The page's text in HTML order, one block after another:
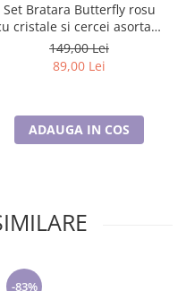
Set Bratara Butterfly rosu
cristale si cercei asortati,
placate cu aur 18K
149,00 Lei
89,00 Lei
ADAUGA IN COS
-83%